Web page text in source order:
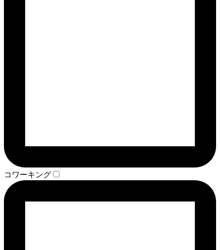
コワーキング